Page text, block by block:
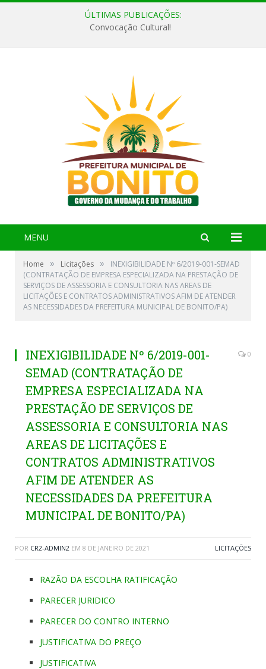
ÚLTIMAS PUBLICAÇÕES:
Convocação Cultural!
MENU
Home » Licitações »
INEXIGIBILIDADE Nº 6/2019-001-SEMAD
(CONTRATAÇÃO DE EMPRESA ESPECIALIZADA NA PRESTAÇÃO DE
SERVIÇOS DE ASSESSORIA E CONSULTORIA NAS AREAS DE
LICITAÇÕES E CONTRATOS ADMINISTRATIVOS AFIM DE ATENDER
AS NECESSIDADES DA PREFEITURA MUNICIPAL DE BONITO/PA)
INEXIGIBILIDADE Nº 6/2019-001-
SEMAD (CONTRATAÇÃO DE
EMPRESA ESPECIALIZADA NA
PRESTAÇÃO DE SERVIÇOS DE
ASSESSORIA E CONSULTORIA NAS
AREAS DE LICITAÇÕES E
CONTRATOS ADMINISTRATIVOS
AFIM DE ATENDER AS
NECESSIDADES DA PREFEITURA
MUNICIPAL DE BONITO/PA)
0
POR CR2-ADMIN2 EM 8 DE JANEIRO DE 2021 LICITAÇÕES
RAZÃO DA ESCOLHA RATIFICAÇÃO
PARECER JURIDICO
PARECER DO CONTRO INTERNO
JUSTIFICATIVA DO PREÇO
JUSTIFICATIVA